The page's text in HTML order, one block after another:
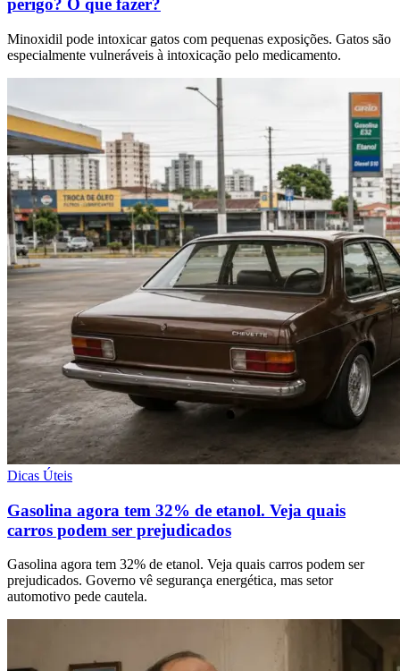
perigo? O que fazer?
Minoxidil pode intoxicar gatos com pequenas exposições. Gatos são
especialmente vulneráveis à intoxicação pelo medicamento.
Dicas Úteis
Gasolina agora tem 32% de etanol. Veja quais
carros podem ser prejudicados
Gasolina agora tem 32% de etanol. Veja quais carros podem ser
prejudicados. Governo vê segurança energética, mas setor
automotivo pede cautela.